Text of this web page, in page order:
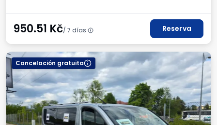
950.51 Kč/ 7 días Reserva
Cancelación gratuita